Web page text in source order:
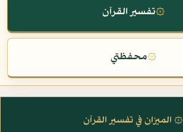
۞تفسير القرآن
۞محفظتي
۞ الميزان في تفسير القرآن